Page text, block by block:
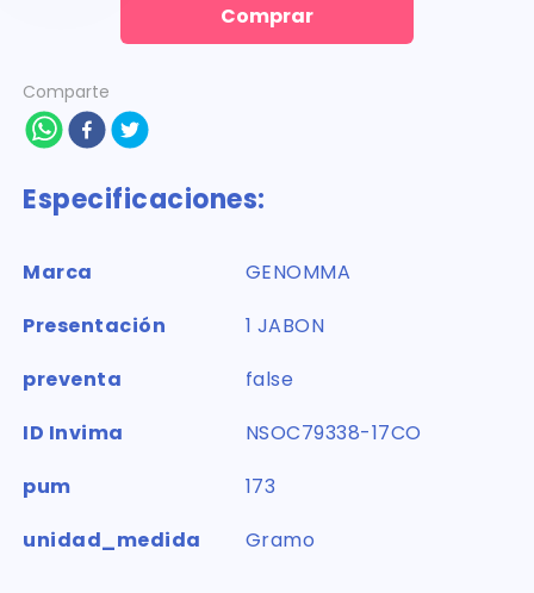
Comprar
Comparte
Especificaciones:
Marca
GENOMMA
Presentación
1 JABON
preventa
false
ID Invima
NSOC79338-17CO
pum
173
unidad_medida
Gramo